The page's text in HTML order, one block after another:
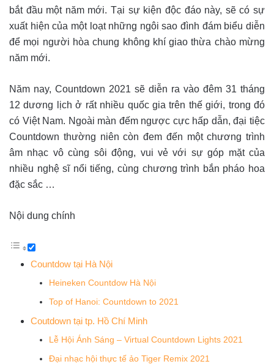
bắt đầu một năm mới. Tại sự kiện độc đáo này, sẽ có sự
xuất hiện của một loạt những ngôi sao đình đám biểu diễn
để mọi người hòa chung không khí giao thừa chào mừng
năm mới.
Năm nay, Countdown 2021 sẽ diễn ra vào đêm 31 tháng
12 dương lịch ở rất nhiều quốc gia trên thế giới, trong đó
có Việt Nam. Ngoài màn đếm ngược cực hấp dẫn, đại tiệc
Countdown thường niên còn đem đến một chương trình
âm nhạc vô cùng sôi động, vui vẻ với sự góp mặt của
nhiều nghệ sĩ nổi tiếng, cùng chương trình bắn pháo hoa
đặc sắc …
Nội dung chính
Countdow tại Hà Nội
Heineken Countdow Hà Nội
Top of Hanoi: Countdown to 2021
Coutdown tại tp. Hồ Chí Minh
Lễ Hội Ánh Sáng – Virtual Countdown Lights 2021
Đại nhạc hội thực tế ảo Tiger Remix 2021